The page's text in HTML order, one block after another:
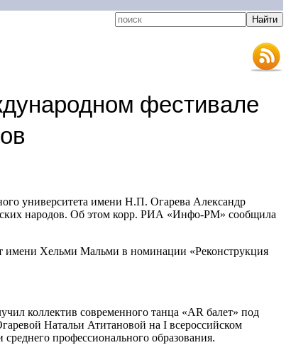
фестивале
университета имени Н.П. Огарева Александр
народов. Об этом корр. РИА «Инфо-РМ» сообщила
имени Хельми Мальми в номинации «Реконструкция
коллектив современного танца «AR балет» под
Натальи Атитановой на I всероссийском
профессионального образования.